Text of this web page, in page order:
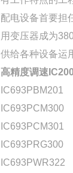
配电设备首要担
用变压器成为
供给各种设备运
高精度调速
IC693PBM201
IC693PCM300
IC693PCM301
IC693PRG300
IC693PWR322